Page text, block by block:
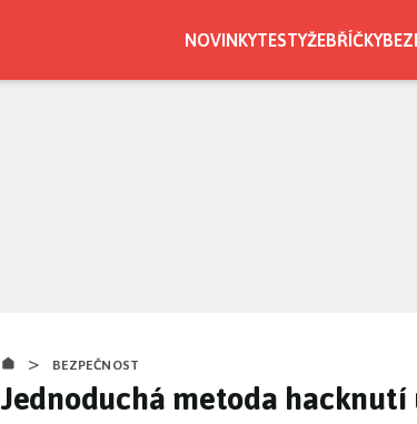
NOVINKYTESTYŽEBŘÍČKY
> BEZPEČNOST
Jednoduchá metoda hacknutí